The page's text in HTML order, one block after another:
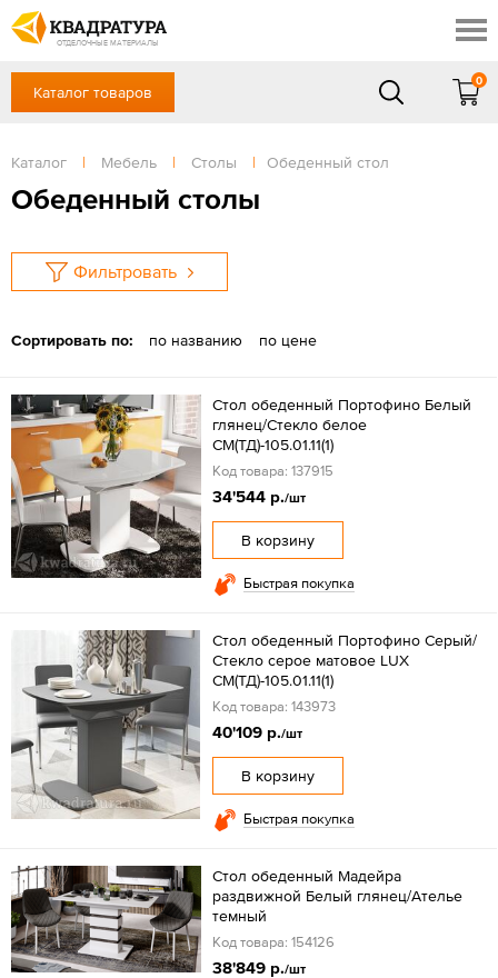
ОТДЕЛОЧНЫЕ МАТЕРИАЛЫ
Скидки
Акции
Готовые решения
Доставка и оплата
Отзывы
+7 (8652) 20-54-77
Сб, Вс — выходной
ЗАКАЗАТЬ ЗВОНОК
Каталог товаров
0
Каталог | Мебель | Столы | Обеденный стол
Обеденный столы
Фильтровать
Сортировать по: по названию по цене
Стол обеденный Портофино Белый
глянец/Стекло белое
СМ(ТД)-105.01.11(1)
Код товара: 137915
34'544 р./шт
В корзину
Быстрая покупка
Стол обеденный Портофино Серый/
Стекло серое матовое LUX
СМ(ТД)-105.01.11(1)
Код товара: 143973
40'109 р./шт
В корзину
Быстрая покупка
Стол обеденный Мадейра
раздвижной Белый глянец/Ателье
темный
Код товара: 154126
38'849 р./шт